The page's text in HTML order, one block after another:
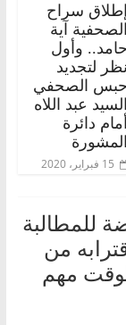
إطلاق سراح
الصحفية آية
حامد.. وأول
نظر لتجديد
حبس الصحفي
السيد عبد اللاه
أمام دائرة
المشورة
15 فبراير، 2020
للمطالبة
من
مهم